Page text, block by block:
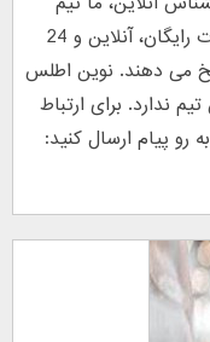
نوین بینش را معرفی می کنیم که به صورت رایگان، آنلاین و 24
می دهند. نوین اطلس
ندارد. برای ارتباط
رو پیام ارسال کنید: